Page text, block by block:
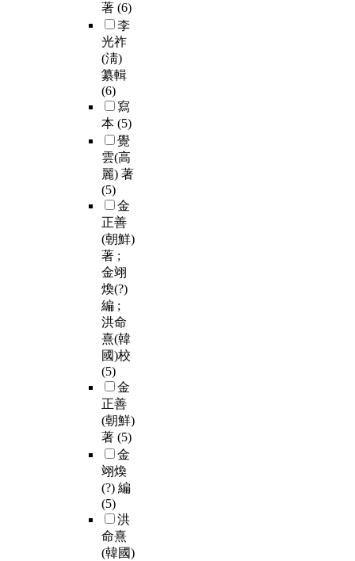
著 (6)
李
光祚
(淸)
纂輯
(6)
寫
本 (5)
覺
雲(高
麗) 著
(5)
金
正善
(朝鮮)
著 ;
金翊
煥(?)
編 ;
洪命
熹(韓
國)校
(5)
金
正善
(朝鮮)
著 (5)
金
翊煥
(?) 編
(5)
洪
命熹
(韓國)